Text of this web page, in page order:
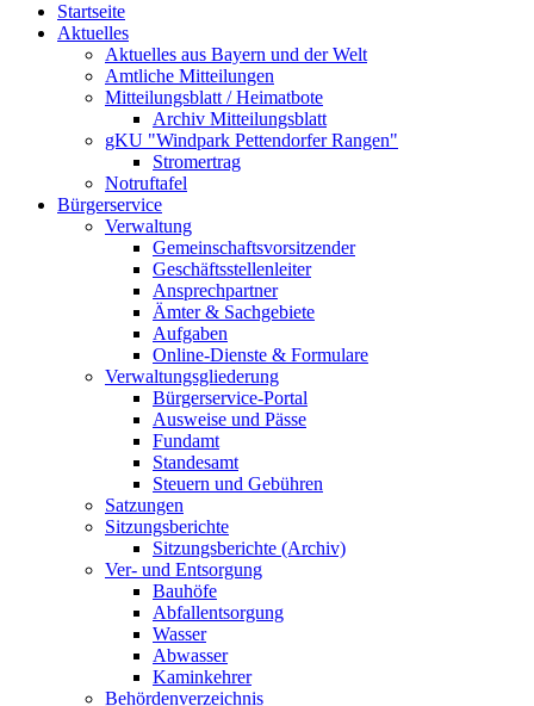
Startseite
Aktuelles
Aktuelles aus Bayern und der Welt
Amtliche Mitteilungen
Mitteilungsblatt / Heimatbote
Archiv Mitteilungsblatt
gKU "Windpark Pettendorfer Rangen"
Stromertrag
Notruftafel
Bürgerservice
Verwaltung
Gemeinschaftsvorsitzender
Geschäftsstellenleiter
Ansprechpartner
Ämter & Sachgebiete
Aufgaben
Online-Dienste & Formulare
Verwaltungsgliederung
Bürgerservice-Portal
Ausweise und Pässe
Fundamt
Standesamt
Steuern und Gebühren
Satzungen
Sitzungsberichte
Sitzungsberichte (Archiv)
Ver- und Entsorgung
Bauhöfe
Abfallentsorgung
Wasser
Abwasser
Kaminkehrer
Behördenverzeichnis